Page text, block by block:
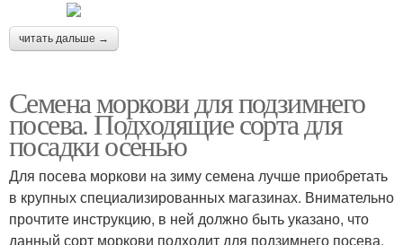
читать дальше →
Семена моркови для подзимнего
посева. Подходящие сорта для
посадки осенью
Для посева моркови на зиму семена лучше приобретать
в крупных специализированных магазинах. Внимательно
прочтите инструкцию, в ней должно быть указано, что
данный сорт моркови подходит для подзимнего посева.